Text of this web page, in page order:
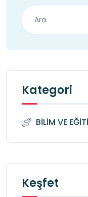
Kategori
BİLİM VE
Keşfet